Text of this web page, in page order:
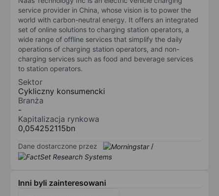
service provider in China, whose vision is to power the
world with carbon-neutral energy. It offers an integrated
set of online solutions to charging station operators, a
wide range of offline services that simplify the daily
operations of charging station operators, and non-
charging services such as food and beverage services
to station operators.
Sektor
Cykliczny konsumencki
Branża
-
Kapitalizacja rynkowa
0,054252115bn
Dane dostarczone przez /
Inni byli zainteresowani